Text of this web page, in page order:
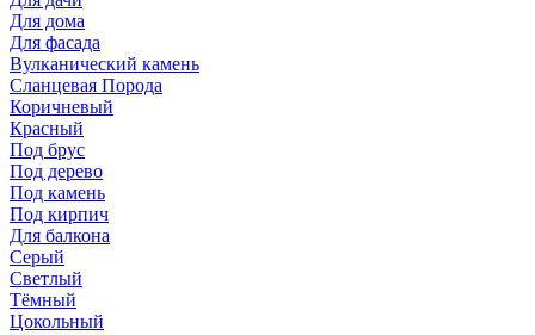
Для дома
Для фасада
Вулканический камень
Сланцевая Порода
Коричневый
Красный
Под брус
Под дерево
Под камень
Под кирпич
Для балкона
Серый
Светлый
Тёмный
Цокольный